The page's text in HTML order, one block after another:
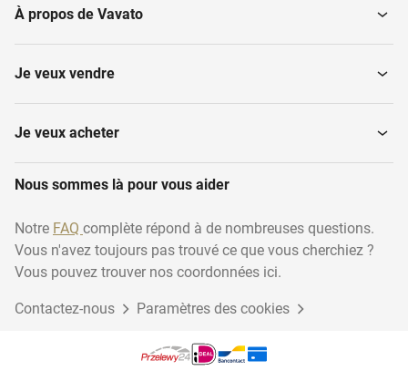
Articles jetables
Energie durable Accessoires pour animaux
À propos de Vavato
Je veux vendre
Je veux acheter
Nous sommes là pour vous aider
Notre FAQ complète répond à de nombreuses questions.
Vous n'avez toujours pas trouvé ce que vous cherchiez ?
Vous pouvez trouver nos coordonnées ici.
Contactez-nous Paramètres des cookies